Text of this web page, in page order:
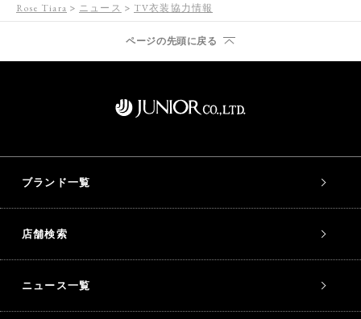
Rose Tiara ニュース TV衣装協力情報
ページの先頭に戻る
ブランド一覧
店舗検索
ニュース一覧